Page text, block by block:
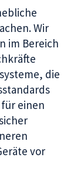
Wir
im Bereich
die
einen
vor